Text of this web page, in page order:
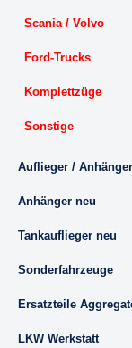
Scania / Volvo
Ford-Trucks
Komplettzüge
Sonstige
Auflieger / Anhänger
Anhänger neu
Tankauflieger neu
Sonderfahrzeuge
Ersatzteile
LKW Werkstatt